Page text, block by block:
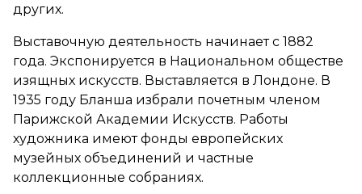
других.
Выставочную деятельность начинает с 1882
года. Экспонируется в Национальном обществе
изящных искусств. Выставляется в Лондоне. В
1935 году Бланша избрали почетным членом
Парижской Академии Искусств. Работы
художника имеют фонды европейских
музейных объединений и частные
коллекционные собраниях.